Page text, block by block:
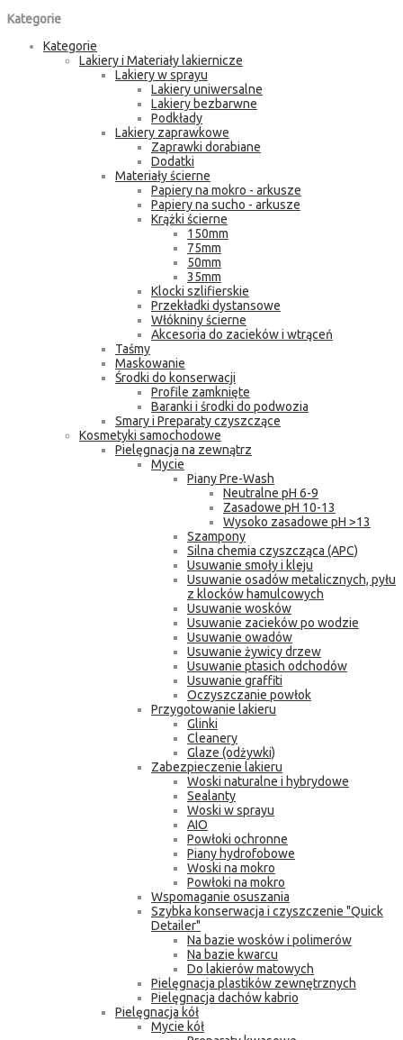
Kategorie
Kategorie
Lakiery i Materiały lakiernicze
Lakiery w sprayu
Lakiery uniwersalne
Lakiery bezbarwne
Podkłady
Lakiery zaprawkowe
Zaprawki dorabiane
Dodatki
Materiały ścierne
Papiery na mokro - arkusze
Papiery na sucho - arkusze
Krążki ścierne
150mm
75mm
50mm
35mm
Klocki szlifierskie
Przekładki dystansowe
Włókniny ścierne
Akcesoria do zacieków i wtrąceń
Taśmy
Maskowanie
Środki do konserwacji
Profile zamknięte
Baranki i środki do podwozia
Smary i Preparaty czyszczące
Kosmetyki samochodowe
Pielęgnacja na zewnątrz
Mycie
Piany Pre-Wash
Neutralne pH 6-9
Zasadowe pH 10-13
Wysoko zasadowe pH >13
Szampony
Silna chemia czyszcząca (APC)
Usuwanie smoły i kleju
Usuwanie osadów metalicznych, pyłu
z klocków hamulcowych
Usuwanie wosków
Usuwanie zacieków po wodzie
Usuwanie owadów
Usuwanie żywicy drzew
Usuwanie ptasich odchodów
Usuwanie graffiti
Oczyszczanie powłok
Przygotowanie lakieru
Glinki
Cleanery
Glaze (odżywki)
Zabezpieczenie lakieru
Woski naturalne i hybrydowe
Sealanty
Woski w sprayu
AIO
Powłoki ochronne
Piany hydrofobowe
Woski na mokro
Powłoki na mokro
Wspomaganie osuszania
Szybka konserwacja i czyszczenie "Quick
Detailer"
Na bazie wosków i polimerów
Na bazie kwarcu
Do lakierów matowych
Pielęgnacja plastików zewnętrznych
Pielęgnacja dachów kabrio
Pielęgnacja kół
Mycie kół